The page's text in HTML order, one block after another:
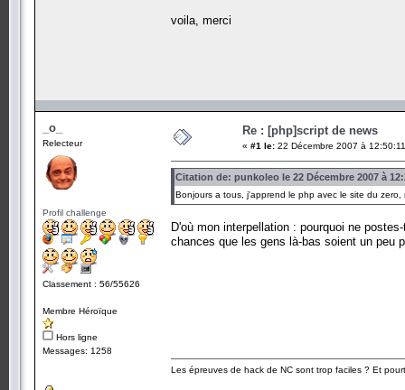
voila, merci
_o_
Relecteur
Profil challenge
Classement : 56/55626
Membre Héroïque
Hors ligne
Messages: 1258
Re : [php]script de news
« #1 le: 22 Décembre 2007 à
Citation de: punkoleo le 22 Décembre 2007 à
Bonjours a tous, j'apprend le php avec le site du
D'où mon interpellation : pourquoi ne
chances que les gens là-bas soient un peu
Les épreuves de hack de NC sont trop faciles ? Et